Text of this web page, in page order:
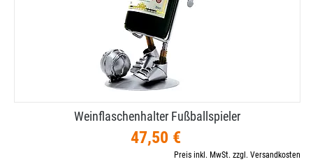
Weinflaschenhalter Fußballspieler
47,50 €
Preis inkl. MwSt. zzgl. Versandkosten